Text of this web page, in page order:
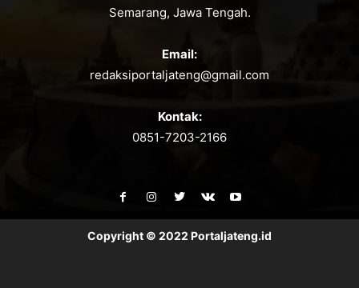
Semarang, Jawa Tengah.
Email:
redaksiportaljateng@gmail.com
Kontak:
0851-7203-2166
Copyright © 2022 Portaljateng.id